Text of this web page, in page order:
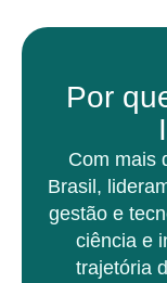
Por
Com mais
Brasil,
gestão e
ciência e
trajetória